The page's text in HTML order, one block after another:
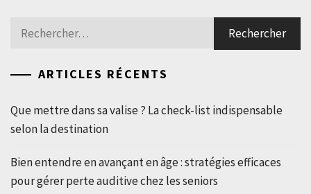
Rechercher :
ARTICLES RÉCENTS
Que mettre dans sa valise ? La check-list indispensable
selon la destination
Bien entendre en avançant en âge : stratégies efficaces
pour gérer perte auditive chez les seniors